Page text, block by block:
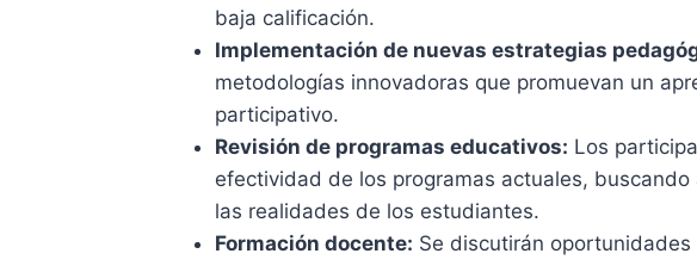
baja calificación.
Implementación de nuevas estrategias
metodologías innovadoras que promuevan un
participativo.
Revisión de programas educativos: Los
efectividad de los programas actuales,
las realidades de los estudiantes.
Formación docente: Se discutirán